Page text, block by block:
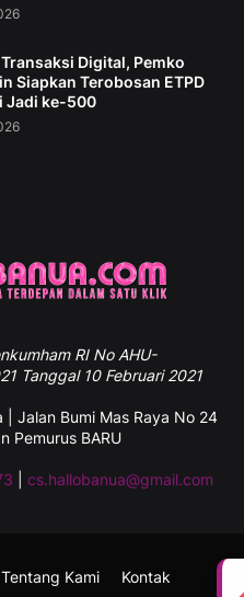
Digital, Pemko
Siapkan Terobosan ETPD
Jadi ke-500
RI No AHU-
Tanggal 10 Februari 2021
| Jalan Bumi Mas Raya No 24
Pemurus BARU
cs.hallobanua@gmail.com
Tentang Kami Kontak